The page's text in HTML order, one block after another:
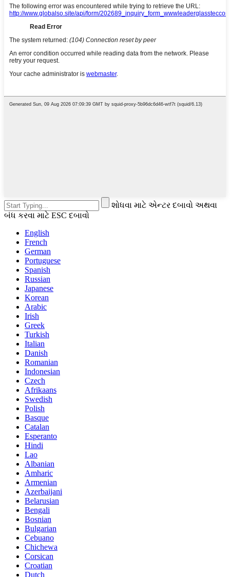
શોધવા માટે એન્ટર દબાવો અથવા
બંધ કરવા માટે ESC દબાવો
English
French
German
Portuguese
Spanish
Russian
Japanese
Korean
Arabic
Irish
Greek
Turkish
Italian
Danish
Romanian
Indonesian
Czech
Afrikaans
Swedish
Polish
Basque
Catalan
Esperanto
Hindi
Lao
Albanian
Amharic
Armenian
Azerbaijani
Belarusian
Bengali
Bosnian
Bulgarian
Cebuano
Chichewa
Corsican
Croatian
Dutch